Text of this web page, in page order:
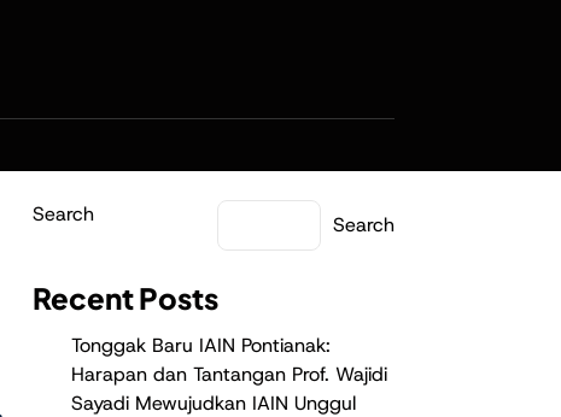
Search Search
Recent Posts
Tonggak Baru IAIN Pontianak:
Harapan dan Tantangan Prof. Wajidi
Sayadi Mewujudkan IAIN Unggul